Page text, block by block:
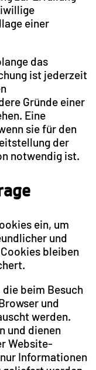
einer
das
ist jederzeit
Gründe einer
Eine
sie für den
der
notwendig ist.
ein, um
und
bleiben
beim Besuch
und
werden.
und dienen
Website-
Informationen